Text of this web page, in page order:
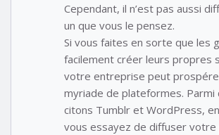
Cependant, il n’est pas aussi
un que vous le pensez.
Si vous faites en sorte que les
facilement créer leurs propres
votre entreprise peut
myriade de plateformes. Parmi
citons Tumblr et WordPress,
vous essayez de diffuser votre